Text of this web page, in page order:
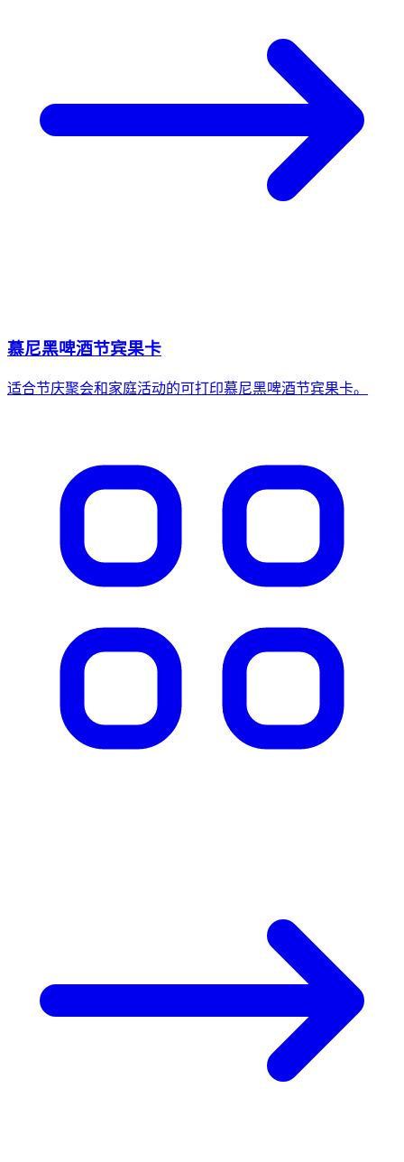
慕尼黑啤酒节宾果卡
适合节庆聚会和家庭活动的可打印慕尼黑啤酒节宾果卡。